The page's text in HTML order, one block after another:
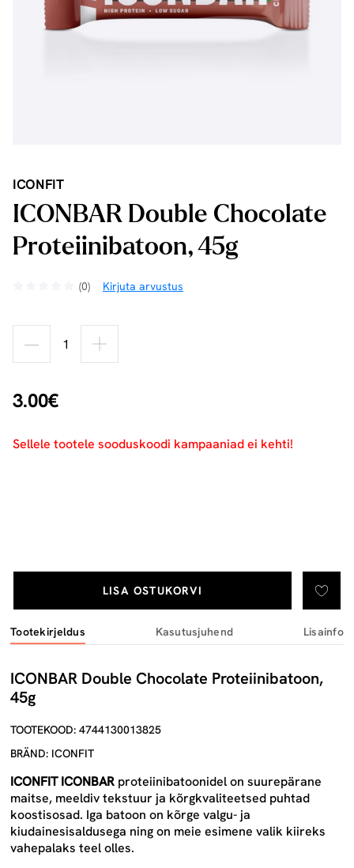
ICONFIT
ICONBAR Double Chocolate
Proteiinibatoon, 45g
(0) Kirjuta arvustus
3.00€
LISA OSTUKORVI
Sellele tootele sooduskoodi kampaaniad ei kehti!
Tootekirjeldus Kasutusjuhend Lisainfo
ICONBAR Double Chocolate Proteiinibatoon,
45g
TOOTEKOOD: 4744130013825
BRÄND: ICONFIT
ICONFIT ICONBAR proteiinibatoonidelon suurepärane
maitse, meeldiv tekstuur ja kõrgkvaliteetsed puhtad
koostisosad. Iga batoon on kõrge valgu- ja
kiudainesisaldusega ning on meie esimene valik kiireks
vahepalaks teel olles.